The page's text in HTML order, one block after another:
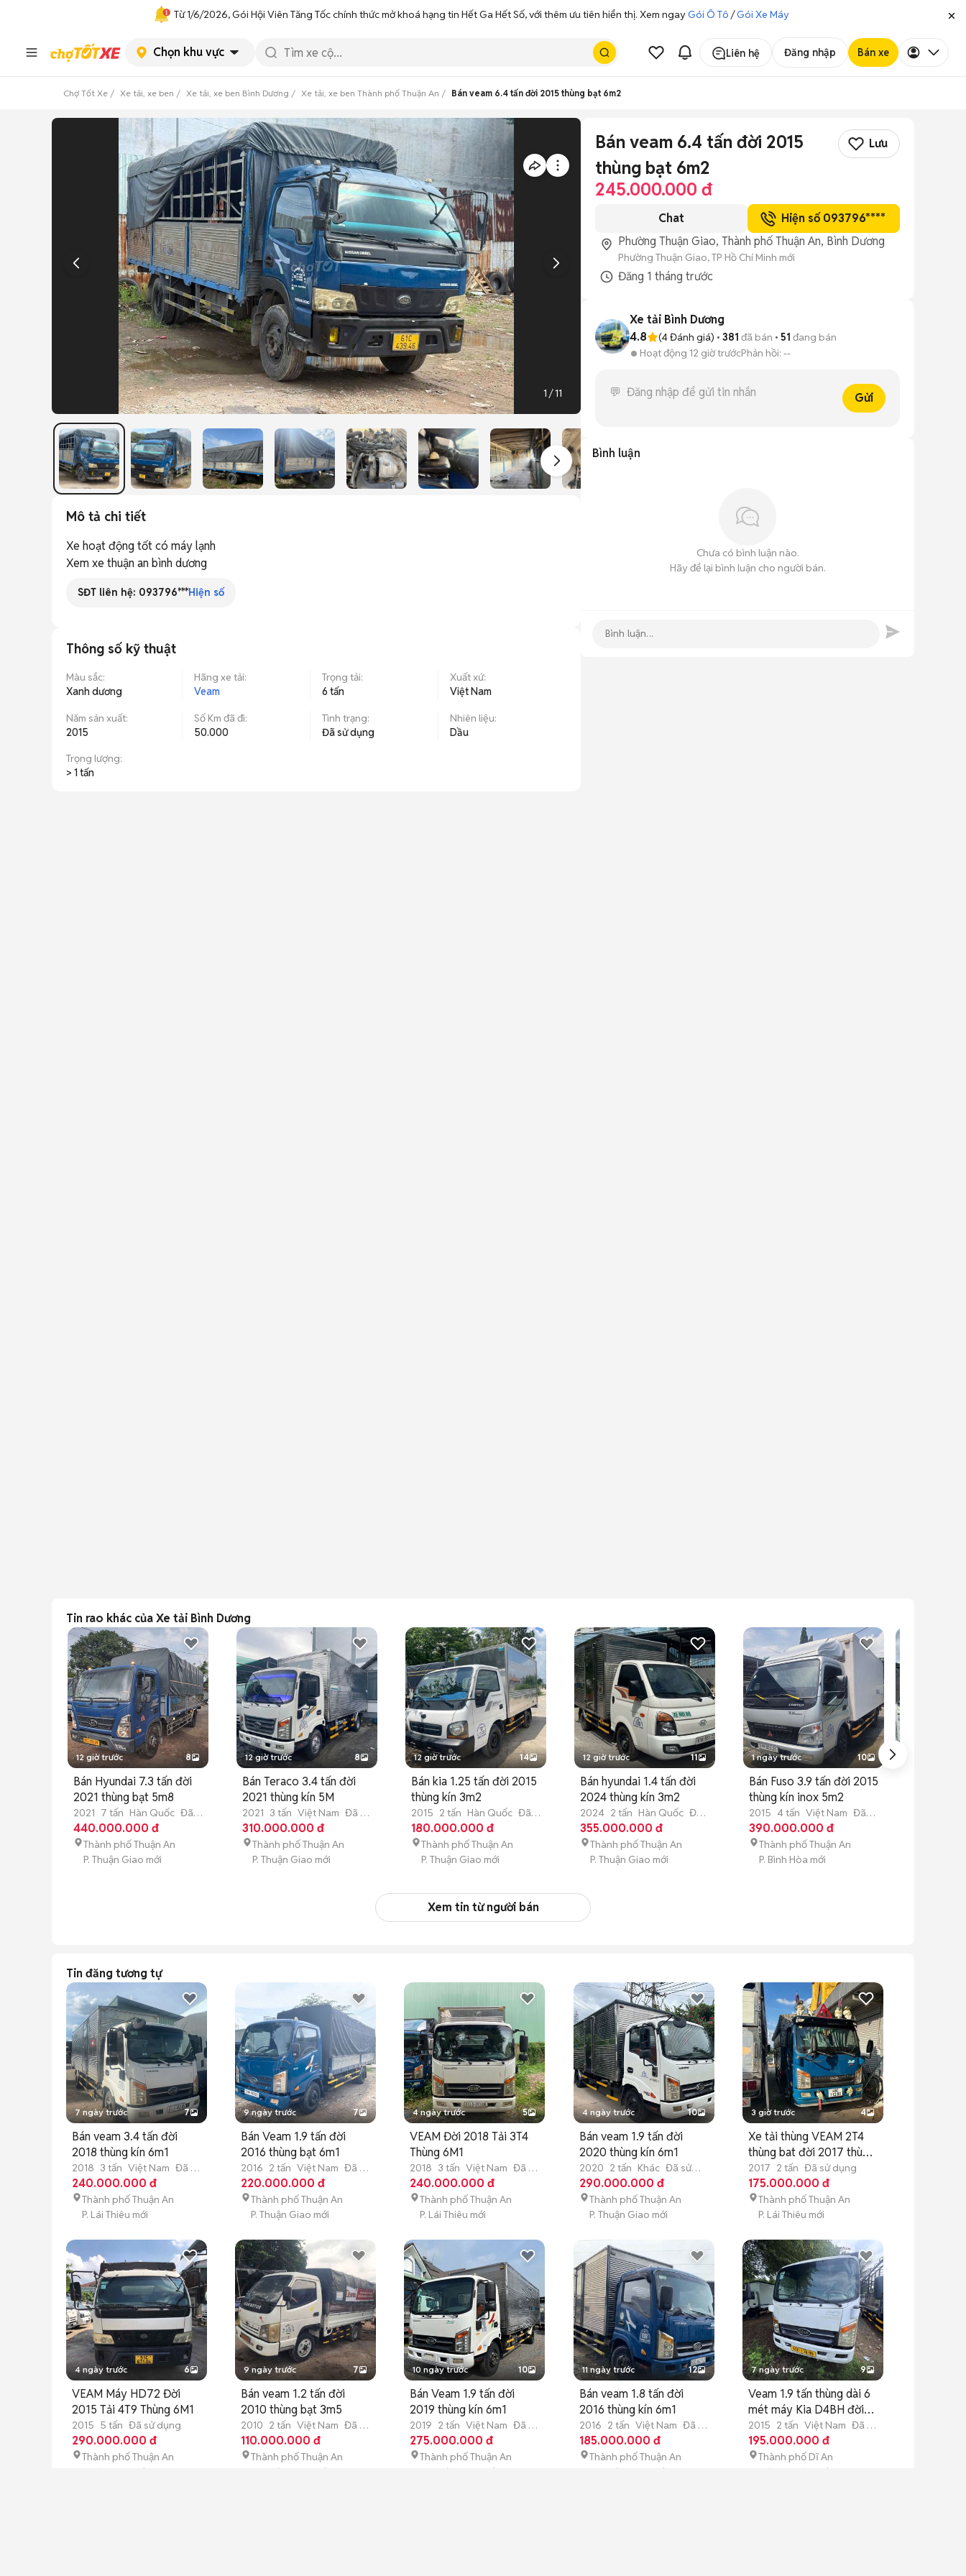
Từ 1/6/2026, Gói Hội Viên Tăng Tốc chính thức mở khoá hạng tin Hết Ga Hết Số, với thêm ưu tiên hiển thị. Xem ngayGói Ô Tô /Gói Xe Máy
Chọn khu vực Liên hệ Đăng nhập Bán xe
Chợ Tốt Xe Xe tải, xe ben Xe tải, xe ben Bình Dương Xe tải, xe ben Thành phố Thuận An Bán veam 6.4 tấn đời 2015 thùng bạt 6m2
Bán veam 6.4 tấn đời 2015
thùng bạt 6m2
Lưu
245.000.000 đ
Chat
Hiện số 093796****
Phường Thuận Giao, Thành phố Thuận An, Bình Dương
Phường Thuận Giao, TP Hồ Chí Minh mới
Đăng 1 tháng trước
Xe tải Bình Dương
4.8
(4Đánh giá) 381 đã bán 51 đang bán
Hoạt động 12 giờ trướcPhản hồi: --
Gửi
Bình luận
Chưa có bình luận nào.
Hãy để lại bình luận cho người bán.
1 /11
Mô tả chi tiết
Xe hoạt động tốt có máy lạnh
Xem xe thuận an bình dương
SĐT liên hệ: 093796***Hiện số
Thông số kỹ thuật
Màu sắc:
Xanh dương
Hãng xe tải:
Veam
Trọng tải:
6 tấn
Xuất xứ:
Việt Nam
Năm sản xuất:
2015
Số Km đã đi:
50.000
Tình trạng:
Đã sử dụng
Nhiên liệu:
Dầu
Trọng lượng:
> 1 tấn
Tin rao khác của Xe tải Bình Dương
12 giờ trước 8
Bán Hyundai 7.3 tấn đời
2021 thùng bạt 5m8
2021 7 tấn Hàn Quốc Đã
sử dụng
440.000.000 đ
Thành phố Thuận An
P. Thuận Giao mới
12 giờ trước 8
Bán Teraco 3.4 tấn đời
2021 thùng kín 5M
2021 3 tấn Việt Nam Đã sử
dụng
310.000.000 đ
Thành phố Thuận An
P. Thuận Giao mới
12 giờ trước 14
Bán kia 1.25 tấn đời 2015
thùng kín 3m2
2015 2 tấn Hàn Quốc Đã
sử dụng
180.000.000 đ
Thành phố Thuận An
P. Thuận Giao mới
12 giờ trước 11
Bán hyundai 1.4 tấn đời
2024 thùng kín 3m2
2024 2 tấn Hàn Quốc Đã
sử dụng
355.000.000 đ
Thành phố Thuận An
P. Thuận Giao mới
1 ngày trước 10
Bán Fuso 3.9 tấn đời 2015
thùng kín inox 5m2
2015 4 tấn Việt Nam Đã
sử dụng
390.000.000 đ
Thành phố Thuận An
P. Bình Hòa mới
Xem tin từ người bán
Tin đăng tương tự
7 ngày trước 7
Bán veam 3.4 tấn đời
2018 thùng kín 6m1
2018 3 tấn Việt Nam Đã sử
dụng
240.000.000 đ
Thành phố Thuận An
P. Lái Thiêu mới
9 ngày trước 7
Bán Veam 1.9 tấn đời
2016 thùng bạt 6m1
2016 2 tấn Việt Nam Đã sử
dụng
220.000.000 đ
Thành phố Thuận An
P. Thuận Giao mới
4 ngày trước 5
VEAM Đời 2018 Tải 3T4
Thùng 6M1
2018 3 tấn Việt Nam Đã sử
dụng
240.000.000 đ
Thành phố Thuận An
P. Lái Thiêu mới
4 ngày trước 10
Bán veam 1.9 tấn đời
2020 thùng kín 6m1
2020 2 tấn Khác Đã sử
dụng
290.000.000 đ
Thành phố Thuận An
P. Thuận Giao mới
3 giờ trước 4
Xe tải thùng VEAM 2T4
thùng bat đời 2017 thùng
4m2
2017 2 tấn Đã sử dụng
175.000.000 đ
Thành phố Thuận An
P. Lái Thiêu mới
4 ngày trước 6
VEAM Máy HD72 Đời
2015 Tải 4T9 Thùng 6M1
2015 5 tấn Đã sử dụng
290.000.000 đ
Thành phố Thuận An
P. Lái Thiêu mới
9 ngày trước 7
Bán veam 1.2 tấn đời
2010 thùng bạt 3m5
2010 2 tấn Việt Nam Đã sử
dụng
110.000.000 đ
Thành phố Thuận An
P. Thuận Giao mới
10 ngày trước 10
Bán Veam 1.9 tấn đời
2019 thùng kín 6m1
2019 2 tấn Việt Nam Đã sử
dụng
275.000.000 đ
Thành phố Thuận An
P. Thuận Giao mới
11 ngày trước 12
Bán veam 1.8 tấn đời
2016 thùng kín 6m1
2016 2 tấn Việt Nam Đã sử
dụng
185.000.000 đ
Thành phố Thuận An
P. Thuận Giao mới
7 ngày trước 9
Veam 1.9 tấn thùng dài 6
mét máy Kia D4BH đời
2016
2015 2 tấn Việt Nam Đã sử
dụng
195.000.000 đ
Thành phố Dĩ An
P. Đông Hòa mới